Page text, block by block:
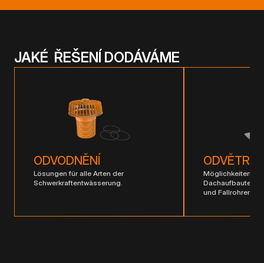
JAKÉ ŘEŠENÍ DODÁVÁME
ODVODNĚNÍ
Lösungen für alle Arten der
Schwerkraftentwässerung.
Möglichkeiten
Dachaufbauten,
und Fallrohren.